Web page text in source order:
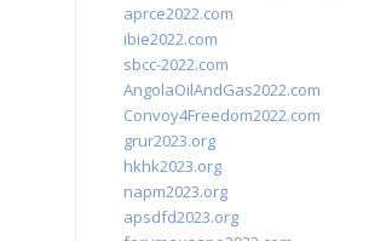
aprce2022.com
ibie2022.com
sbcc-2022.com
AngolaOilAndGas2022.com
Convoy4Freedom2022.com
grur2023.org
hkhk2023.org
napm2023.org
apsdfd2023.org